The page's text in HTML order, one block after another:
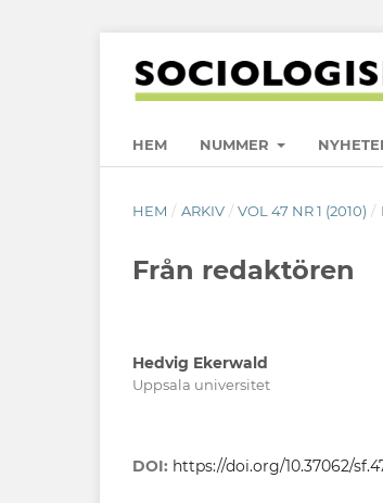
HEM NUMMER
HEM / ARKIV / VOL 47 NR 1 (2010) /
Från redaktören
Hedvig Ekerwald
Uppsala universitet
DOI: https://doi.org/10.37062/